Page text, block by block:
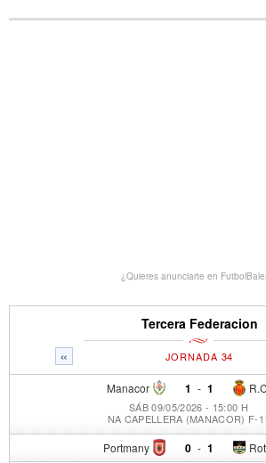
¿Quieres anunciarte en
Tercera Federacion
« JORNADA 34
Manacor 1 - 1
SÁB 09/05/2026 - 15:00 H
NA CAPELLERA (MANACOR) F-
Portmany 0 - 1